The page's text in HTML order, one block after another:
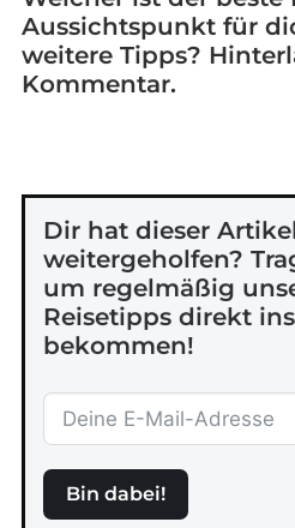
Aussichtspunkt für
weitere Tipps?
Kommentar.
Dir hat dieser
weitergeholfen?
um regelmäßig
Reisetipps direkt
bekommen!
Bin dabei!